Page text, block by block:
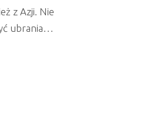
z Azji. Nie
ubrania
częściej